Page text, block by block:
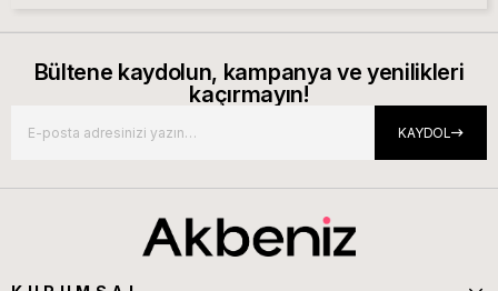
Bültene kaydolun, kampanya ve yenilikleri
kaçırmayın!
KAYDOL